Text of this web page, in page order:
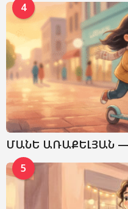
4
ՄԱՆԵ ԱՌԱՔԵԼՅԱՆ
5